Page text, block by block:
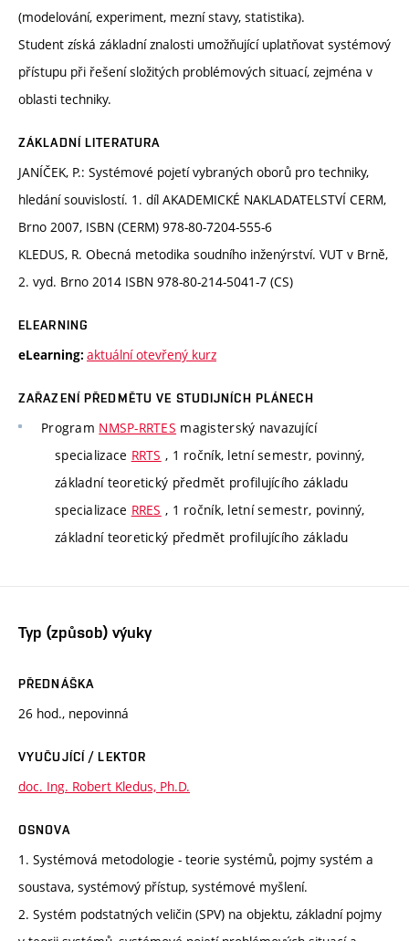
(modelování, experiment, mezní stavy, statistika).
Student získá základní znalosti umožňující uplatňovat systémový
přístupu při řešení složitých problémových situací, zejména v
oblasti techniky.
ZÁKLADNÍ LITERATURA
JANÍČEK, P.: Systémové pojetí vybraných oborů pro techniky,
hledání souvislostí. 1. díl AKADEMICKÉ NAKLADATELSTVÍ CERM,
Brno 2007, ISBN (CERM) 978-80-7204-555-6
KLEDUS, R. Obecná metodika soudního inženýrství. VUT v Brně,
2. vyd. Brno 2014 ISBN 978-80-214-5041-7 (CS)
ELEARNING
eLearning: aktuální otevřený kurz
ZAŘAZENÍ PŘEDMĚTU VE STUDIJNÍCH PLÁNECH
Program NMSP-RRTES magisterský navazující
specializace RRTS , 1 ročník, letní semestr, povinný,
základní teoretický předmět profilujícího základu
specializace RRES , 1 ročník, letní semestr, povinný,
základní teoretický předmět profilujícího základu
Typ (způsob) výuky
PŘEDNÁŠKA
26 hod., nepovinná
VYUČUJÍCÍ / LEKTOR
doc. Ing. Robert Kledus, Ph.D.
OSNOVA
1. Systémová metodologie - teorie systémů, pojmy systém a
soustava, systémový přístup, systémové myšlení.
2. Systém podstatných veličin (SPV) na objektu, základní pojmy